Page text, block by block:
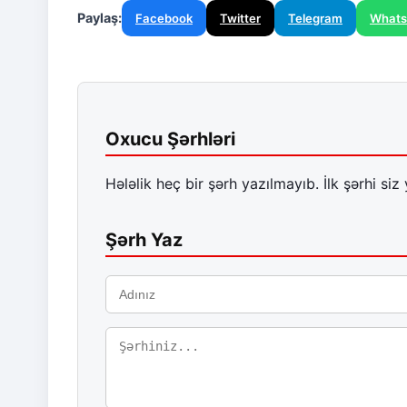
Paylaş: Facebook Twitter Telegram
Oxucu Şərhləri
Hələlik heç bir şərh yazılmayıb. İlk şərhi siz
Şərh Yaz